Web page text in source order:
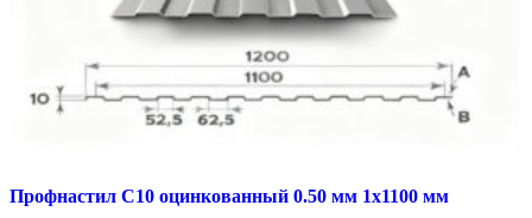
Профнастил С10 оцинкованный 0.50 мм 1х1100 мм